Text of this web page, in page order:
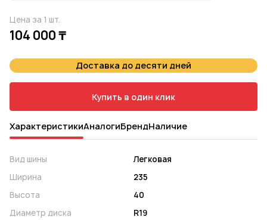
Цена за 1 шт.
104 000 ₸
Доставка до десяти дней
Купить в один клик
ХарактеристикиАналогиБрендНаличие
Вид шины
Легковая
Ширина
235
Высота
40
Диаметр диска
R19